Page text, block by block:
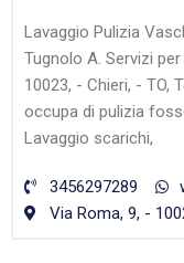
Lavaggio Pulizia
Tugnolo A. Servizi
10023, - Chieri, - TO,
occupa di pulizia
Lavaggio scarichi,
3456297289
Via Roma, 9, -